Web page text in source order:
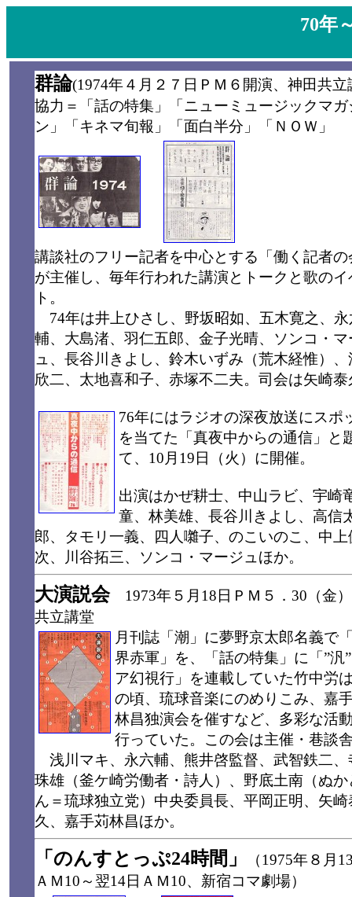
70年
群論(1974年４月２７日ＰＭ６開演、神田共立
協力＝「話の特集」「ニューミュージックマガ
ン」「キネマ旬報」「面白半分」「ＮＯＷ」
講談社のフリー記者を中心とする「働く記者の
が主催し、毎年行われた講演とトークと歌のイ
ト。
74年は井上ひさし、野坂昭如、五木寛之、永
輔、大島渚、羽仁五郎、金子光晴、ソンコ・マ
ュ、長谷川きよし、鈴木いずみ（荒木経惟）、
欣二、太地喜和子、赤塚不二夫。司会は矢崎泰
76年にはラジオの深夜放送にスポ
を当てた「真夜中からの通信」と
て、10月19日（火）に開催。
出演はかぜ耕士、中山ラビ、宇崎
童、林美雄、長谷川きよし、高信
郎、タモリ一義、四人囃子、のこいのこ、中上
次、川谷拓三、ソンコ・マージュほか。
大演説会1973年５月18日ＰＭ５．30（金
共立講堂
月刊誌「潮」に夢野京太郎名義で
界赤軍」を、「話の特集」に「”汎
ア幻視行」を連載していた竹中労
の頃、琉球音楽にのめりこみ、嘉
林昌独演会を催すなど、多彩な活
行っていた。この会は主催・巷談
浅川マキ、永六輔、熊井啓監督、武智鉄二、
珠雄（釜ケ崎労働者・詩人）、野底土南（ぬか
ん＝琉球独立党）中央委員長、平岡正明、矢崎
久、嘉手苅林昌ほか。
「のんすとっぷ24時間」
（1975年８月
ＡＭ10～翌14日ＡＭ10、新宿コマ劇場）